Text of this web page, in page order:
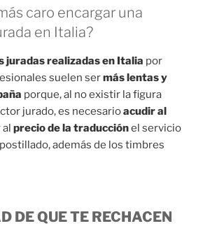
caro encargar una
en Italia?
juradas realizadas en Italia por
suelen sermás lentas y
porque, al no existir la figura
jurado, es necesarioacudir al
al precio de la traducciónel servicio
además de los timbres
DE QUE TE RECHACEN